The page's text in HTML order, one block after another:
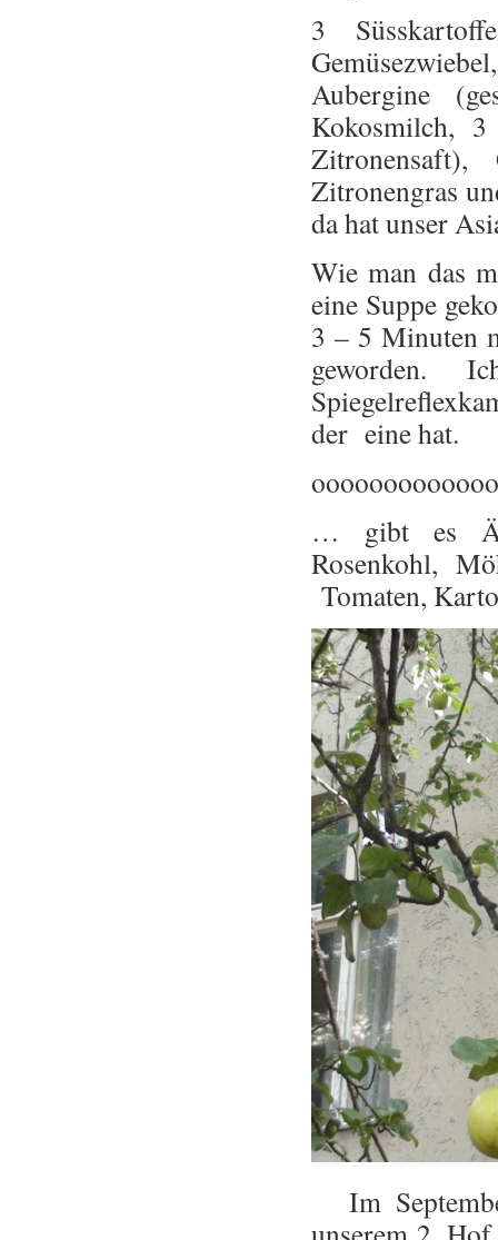
3
Aubergine
Kokosmilch,
Zitronengras
da hat unser
Wie man das
eine Suppe
3 – 5 Minuten
geworden.
der eine hat.
… gibt es
Rosenkohl,
Tomaten,
Im